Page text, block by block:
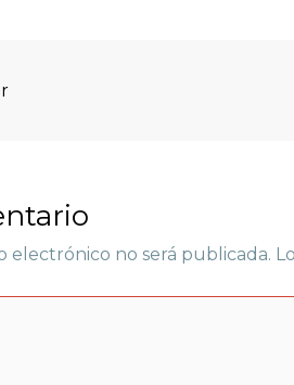
electrónico no será publicada.